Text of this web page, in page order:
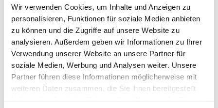
Wir verwenden Cookies, um Inhalte und Anzeigen zu
personalisieren, Funktionen für soziale Medien anbieten
zu können und die Zugriffe auf unsere Website zu
analysieren. Außerdem geben wir Informationen zu Ihrer
Verwendung unserer Website an unsere Partner für
soziale Medien, Werbung und Analysen weiter. Unsere
Partner führen diese Informationen möglicherweise mit
weiteren Daten zusammen, die Sie ihnen bereitgestellt
Für Patient:innen
Manuelle Therapie (u.a. Maitland, SAMT,
Sohier)
KONTAKT